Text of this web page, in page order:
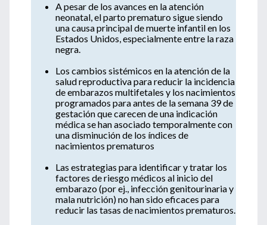
A pesar de los avances en la atención
neonatal, el parto prematuro sigue siendo
una causa principal de muerte infantil en los
Estados Unidos, especialmente entre la raza
negra.
Los cambios sistémicos en la atención de la
salud reproductiva para reducir la incidencia
de embarazos multifetales y los nacimientos
programados para antes de la semana 39 de
gestación que carecen de una indicación
médica se han asociado temporalmente con
una disminución de los índices de
nacimientos prematuros
Las estrategias para identificar y tratar los
factores de riesgo médicos al inicio del
embarazo (por ej., infección genitourinaria y
mala nutrición) no han sido eficaces para
reducir las tasas de nacimientos prematuros.